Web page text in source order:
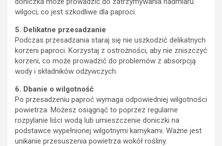
wilgoci, co jest szkodliwe dla paproci.
5. Delikatne przesadzanie
Podczas przesadzania staraj się nie uszkodzić delikatnych
korzeni paproci. Korzystaj z ostrożności, aby nie zniszczyć
korzeni, co może prowadzić do problemów z absorpcją
wody i składników odżywczych.
6. Dbanie o wilgotność
Po przesadzeniu paproć wymaga odpowiedniej wilgotności
powietrza. Możesz osiągnąć to poprzez regularne
rozpylanie liści wodą lub umieszczenie doniczki na
podstawce wypełnionej wilgotnymi kamykami. Ważne jest
unikanie przesuszenia powietrza wokół rośliny.